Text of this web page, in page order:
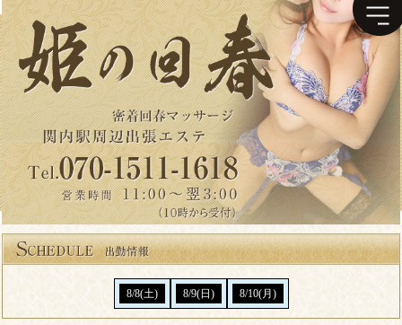
8/8(土) 8/9(日) 8/10(月)